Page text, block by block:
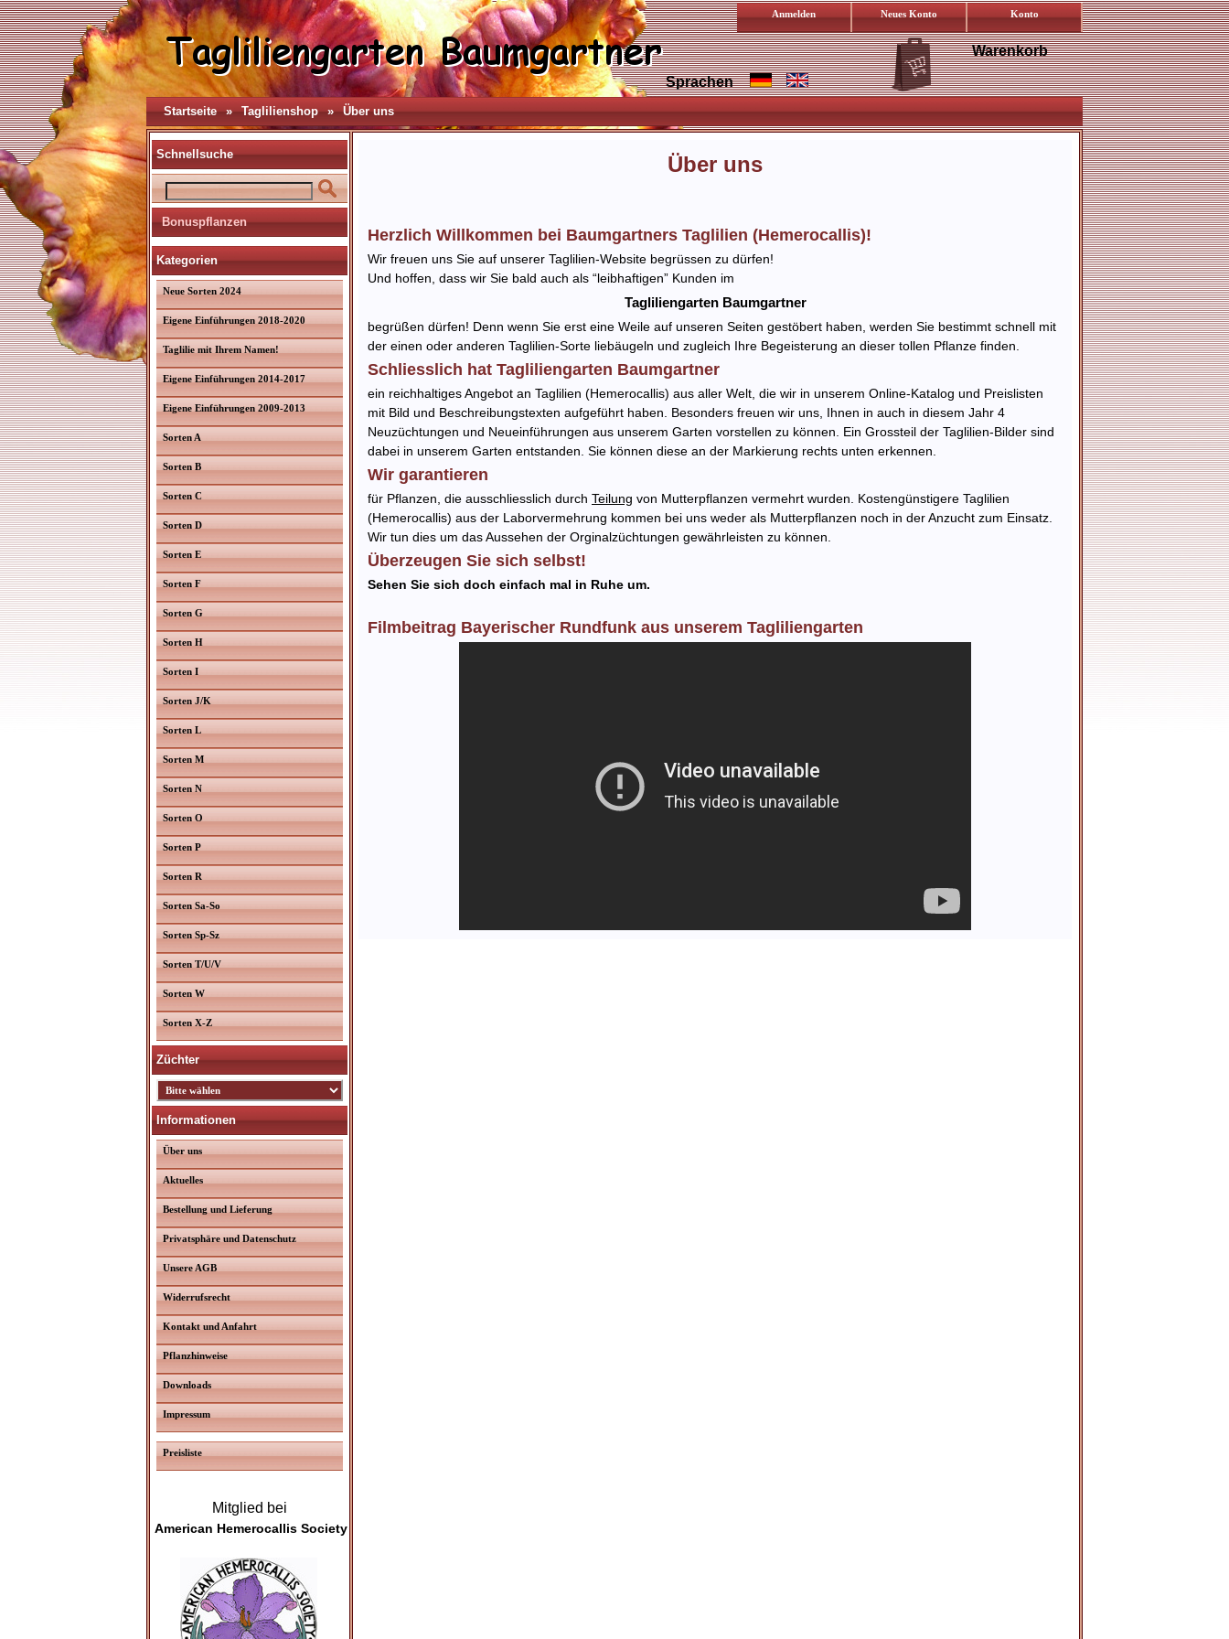
Konto
Neues Konto
Anmelden
Sprachen
Warenkorb
Startseite » Taglilienshop » Über uns
Schnellsuche
Bonuspflanzen
Kategorien
Neue Sorten 2024
Eigene Einführungen 2018-2020
Taglilie mit Ihrem Namen!
Eigene Einführungen 2014-2017
Eigene Einführungen 2009-2013
Sorten A
Sorten B
Sorten C
Sorten D
Sorten E
Sorten F
Sorten G
Sorten H
Sorten I
Sorten J/K
Sorten L
Sorten M
Sorten N
Sorten O
Sorten P
Sorten R
Sorten Sa-So
Sorten Sp-Sz
Sorten T/U/V
Sorten W
Sorten X-Z
Züchter
Informationen
Über uns
Aktuelles
Bestellung und Lieferung
Privatsphäre und Datenschutz
Unsere AGB
Widerrufsrecht
Kontakt und Anfahrt
Pflanzhinweise
Downloads
Impressum
Preisliste
Mitglied bei
American Hemerocallis Society
Über uns
Herzlich Willkommen bei Baumgartners Taglilien (Hemerocallis)!
Wir freuen uns Sie auf unserer Taglilien-Website begrüssen zu dürfen!
Und hoffen, dass wir Sie bald auch als “leibhaftigen” Kunden im
Tagliliengarten Baumgartner
begrüßen dürfen! Denn wenn Sie erst eine Weile auf unseren Seiten gestöbert haben, werden Sie bestimmt schnell mit
der einen oder anderen Taglilien-Sorte liebäugeln und zugleich Ihre Begeisterung an dieser tollen Pflanze finden.
Schliesslich hat Tagliliengarten Baumgartner
ein reichhaltiges Angebot an Taglilien (Hemerocallis) aus aller Welt, die wir in unserem Online-Katalog und Preislisten
mit Bild und Beschreibungstexten aufgeführt haben. Besonders freuen wir uns, Ihnen in auch in diesem Jahr 4
Neuzüchtungen und Neueinführungen aus unserem Garten vorstellen zu können. Ein Grossteil der Taglilien-Bilder sind
dabei in unserem Garten entstanden. Sie können diese an der Markierung rechts unten erkennen.
Wir garantieren
für Pflanzen, die ausschliesslich durch Teilung von Mutterpflanzen vermehrt wurden. Kostengünstigere Taglilien
(Hemerocallis) aus der Laborvermehrung kommen bei uns weder als Mutterpflanzen noch in der Anzucht zum Einsatz.
Wir tun dies um das Aussehen der Orginalzüchtungen gewährleisten zu können.
Überzeugen Sie sich selbst!
Sehen Sie sich doch einfach mal in Ruhe um.
Filmbeitrag Bayerischer Rundfunk aus unserem Tagliliengarten